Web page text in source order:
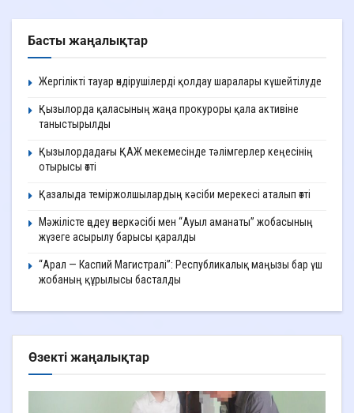
Басты жаңалықтар
Жергілікті тауар өндірушілерді қолдау шаралары күшейтілуде
Қызылорда қаласының жаңа прокуроры қала активіне
таныстырылды
Қызылордадағы ҚАЖ мекемесінде тәлімгерлер кеңесінің
отырысы өтті
Қазалыда теміржолшылардың кәсіби мерекесі аталып өтті
Мәжілісте өңдеу өнеркәсібі мен “Ауыл аманаты” жобасының
жүзеге асырылу барысы қаралды
“Арал — Каспий Магистралі”: Республикалық маңызы бар үш
жобаның құрылысы басталды
Өзекті жаңалықтар